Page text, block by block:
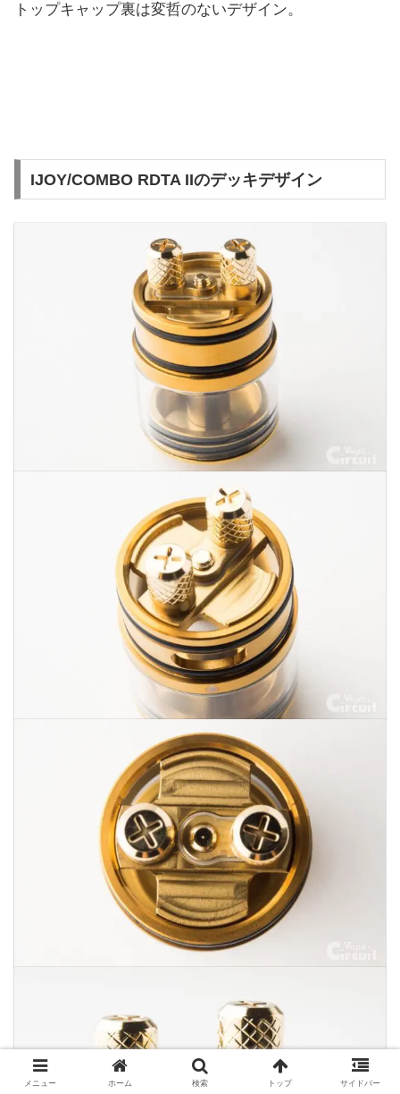
トップキャップ裏は変哲のないデザイン。
IJOY/COMBO RDTA IIのデッキデザイン
メニュー ホーム 検索 トップ サイドバー